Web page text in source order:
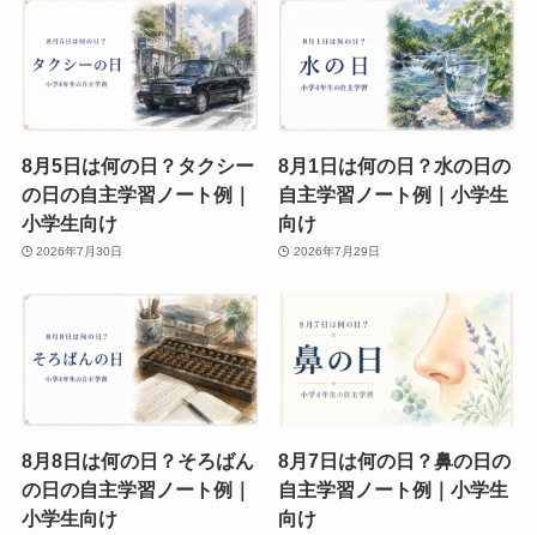
8月5日は何の日？タクシー
の日の自主学習ノート例｜
小学生向け
2026年7月30日
8月1日は何の日？水の日の
自主学習ノート例｜小学生
向け
2026年7月29日
8月8日は何の日？そろばん
の日の自主学習ノート例｜
小学生向け
8月7日は何の日？鼻の日の
自主学習ノート例｜小学生
向け